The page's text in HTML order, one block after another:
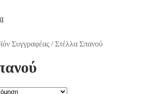
Συγγραφέας /Στέλλα Σπανού